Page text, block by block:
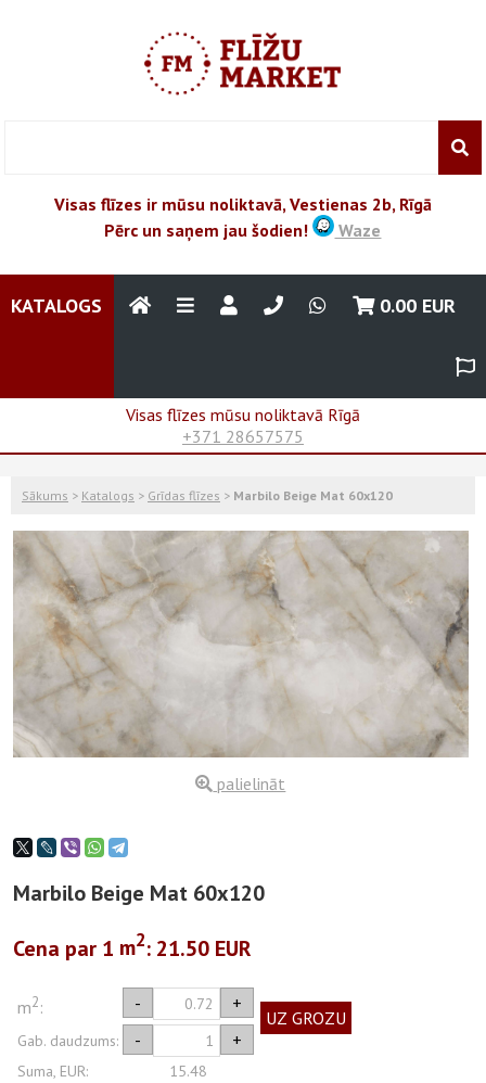
Visas flīzes ir mūsu noliktavā, Vestienas 2b, Rīgā
Pērc un saņem jau šodien!
Waze
KATALOGS 0.00 EUR
Visas flīzes mūsu noliktavā Rīgā
+371 28657575
Sākums > Katalogs > Grīdas flīzes > Marbilo Beige Mat 60x120
palielināt
Marbilo Beige Mat 60x120
Cena par 1 m2: 21.50 EUR
m2: - +
Gab. daudzums: - +
Suma, EUR: 15.48
UZ GROZU